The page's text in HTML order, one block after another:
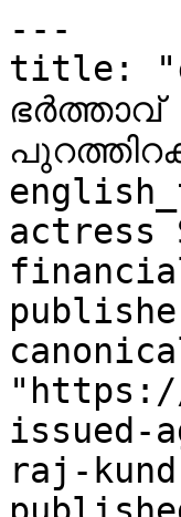
---
title:
ഭർത്താവ്
actress
"https://
issued-
raj-